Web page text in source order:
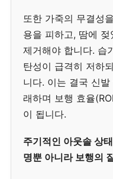
또한 가죽의 무결성
용을 피하고, 땀에
제거해야 합니다. 습
탄성이 급격히 저하
니다. 이는 결국 신
래하며 보행 효율
이 됩니다.
주기적인 아웃솔 상
명뿐 아니라 보행의